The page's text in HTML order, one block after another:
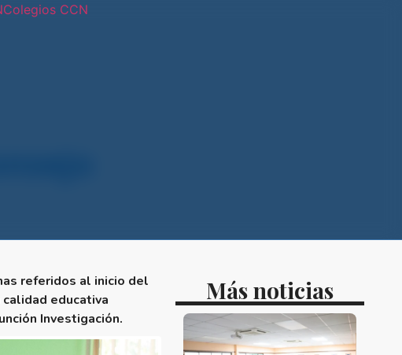
Colegios CCN
referidos al inicio del
educativa
Investigación.
Más noticias